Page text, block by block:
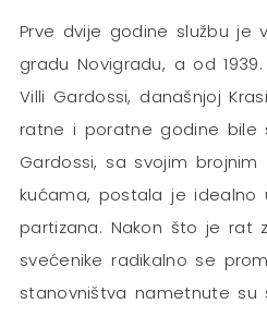
Prve dvije godine službu je
gradu Novigradu, a od
Villi Gardossi, današnjoj
ratne i poratne godine bile
Gardossi, sa svojim
kućama, postala je idealno
partizana. Nakon što je rat
svećenike radikalno se
stanovništva nametnute su